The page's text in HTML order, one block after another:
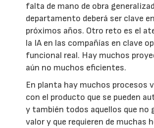
falta de mano de obra
departamento deberá ser clave
próximos años. Otro reto es el
la IA en las compañías en clave
funcional real. Hay muchos
aún no muchos eficientes.
En planta hay muchos procesos
con el producto que se pueden
y también todos aquellos que no
valor y que requieren de muchas